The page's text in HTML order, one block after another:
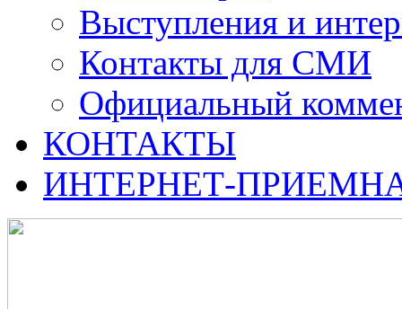
Выступления и
Контакты для СМИ
Официальный
КОНТАКТЫ
ИНТЕРНЕТ-